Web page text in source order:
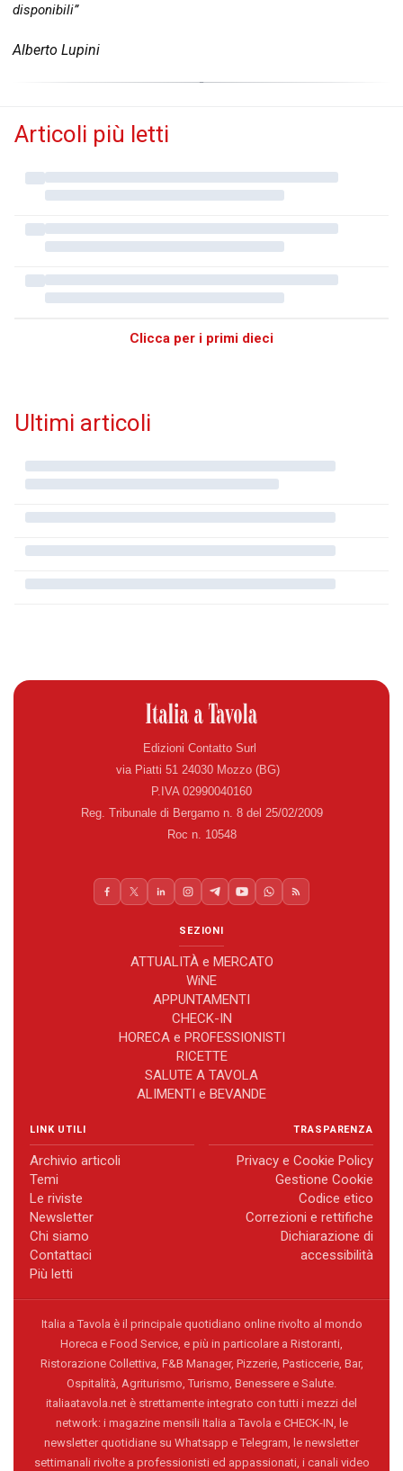
disponibili”
Alberto Lupini
Articoli più letti
Clicca per i primi dieci
Ultimi articoli
Edizioni Contatto Surl
via Piatti 51 24030 Mozzo (BG)
P.IVA 02990040160
Reg. Tribunale di Bergamo n. 8 del 25/02/2009
Roc n. 10548
SEZIONI
ATTUALITÀ e MERCATO
WiNE
APPUNTAMENTI
CHECK-IN
HORECA e PROFESSIONISTI
RICETTE
SALUTE A TAVOLA
ALIMENTI e BEVANDE
LINK UTILI
Archivio articoli
Temi
Le riviste
Newsletter
Chi siamo
Contattaci
Più letti
TRASPARENZA
Privacy e Cookie Policy
Gestione Cookie
Codice etico
Correzioni e rettifiche
Dichiarazione di
accessibilità
Italia a Tavola è il principale quotidiano online rivolto al mondo
Horeca e Food Service, e più in particolare a Ristoranti,
Ristorazione Collettiva, F&B Manager, Pizzerie, Pasticcerie, Bar,
Ospitalità, Agriturismo, Turismo, Benessere e Salute.
italiaatavola.net è strettamente integrato con tutti i mezzi del
network: i magazine mensili Italia a Tavola e CHECK-IN, le
newsletter quotidiane su Whatsapp e Telegram, le newsletter
settimanali rivolte a professionisti ed appassionati, i canali video